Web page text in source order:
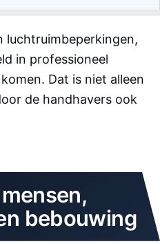
luchtruimbeperkingen,
in professioneel
Dat is niet alleen
de handhavers ook
bebouwing